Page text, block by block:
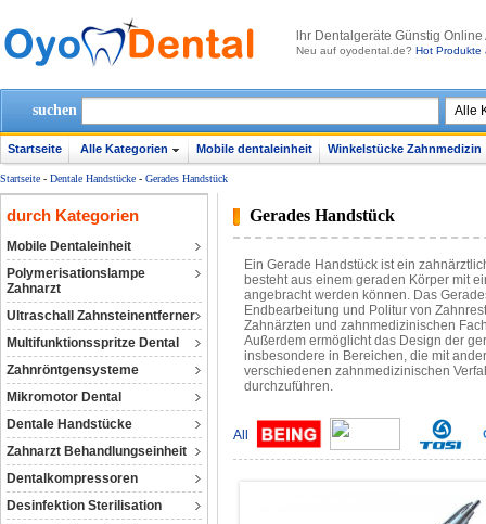
lhr Dentalgeräte Günstig
Neu auf oyodental.de? Hot Produkte
suchen
Startseite Alle Kategorien Mobile dentaleinheit Winkelstücke Zahnmedizin
Startseite - Dentale Handstücke - Gerades Handstück
durch Kategorien
Mobile Dentaleinheit
Polymerisationslampe
Zahnarzt
Ultraschall Zahnsteinentferner
Multifunktionsspritze Dental
Zahnröntgensysteme
Mikromotor Dental
Dentale Handstücke
Zahnarzt Behandlungseinheit
Dentalkompressoren‎
Desinfektion Sterilisation
Gerades Handstück
Ein Gerade Handstück ist ein
besteht aus einem geraden Körper mit
angebracht werden können. Das
Endbearbeitung und Politur von
Zahnärzten und zahnmedizinischen
Außerdem ermöglicht das Design der
insbesondere in Bereichen, die mit
verschiedenen zahnmedizinischen
durchzuführen.
All